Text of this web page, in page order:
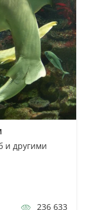
и другими
236 633